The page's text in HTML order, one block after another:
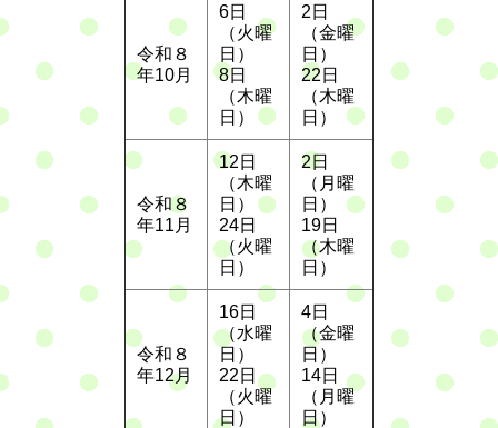
令和８
年10月
6日
（火曜
日）
8日
（木曜
日）
2日
（金曜
日）
22日
（木曜
日）
令和８
年11月
12日
（木曜
日）
24日
（火曜
日）
2日
（月曜
日）
19日
（木曜
日）
令和８
年12月
16日
（水曜
日）
22日
（火曜
日）
4日
（金曜
日）
14日
（月曜
日）